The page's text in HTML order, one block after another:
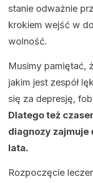
stanie odważnie
krokiem wejść w
wolność.
Musimy pamiętać,
jakim jest zespół
się za depresję,
Dlatego też
diagnozy zajmuje
lata.
Rozpoczęcie